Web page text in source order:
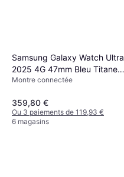
Samsung Galaxy Watch Ultra
2025 4G 47mm Bleu Titane
Tactile
Montre connectée
359,80 €
Ou 3 paiements de 119,93 €
6 magasins